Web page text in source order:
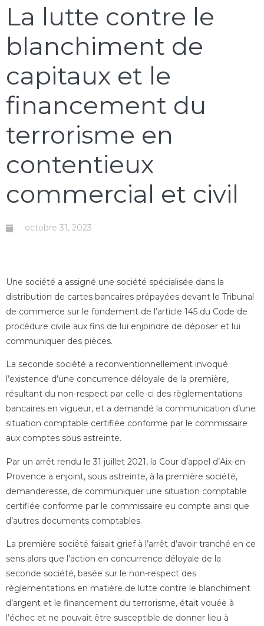
La lutte contre le
blanchiment de
capitaux et le
financement du
terrorisme en
contentieux
commercial et civil
octobre 31, 2023
Une société a assigné une société spécialisée dans la
distribution de cartes bancaires prépayées devant le Tribunal
de commerce sur le fondement de l’article 145 du Code de
procédure civile aux fins de lui enjoindre de déposer et lui
communiquer des pièces.
La seconde société a reconventionnellement invoqué
l’existence d’une concurrence déloyale de la première,
résultant du non-respect par celle-ci des règlementations
bancaires en vigueur, et a demandé la communication d’une
situation comptable certifiée conforme par le commissaire
aux comptes sous astreinte.
Par un arrêt rendu le 31 juillet 2021, la Cour d’appel d’Aix-en-
Provence a enjoint, sous astreinte, à la première société,
demanderesse, de communiquer une situation comptable
certifiée conforme par le commissaire eu compte ainsi que
d’autres documents comptables.
La première société faisait grief à l’arrêt d’avoir tranché en ce
sens alors que l’action en concurrence déloyale de la
seconde société, basée sur le non-respect des
règlementations en matière de lutte contre le blanchiment
d’argent et le financement du terrorisme, était vouée à
l’échec et ne pouvait être susceptible de donner lieu à